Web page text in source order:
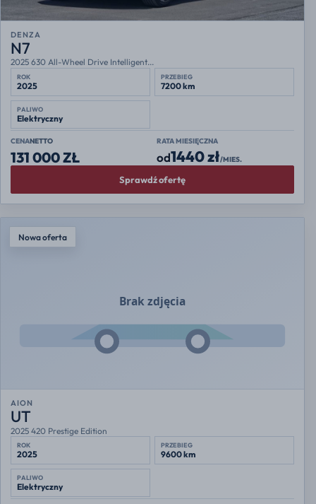
DENZA
N7
2025 630 All-Wheel Drive Intelligent...
ROK
2025
PRZEBIEG
7200 km
PALIWO
Elektryczny
CENANETTO
131 000 ZŁ
RATA MIESIĘCZNA
od1440 zł/MIES.
Sprawdź ofertę
Nowa oferta
AION
UT
2025 420 Prestige Edition
ROK
2025
PRZEBIEG
9600 km
PALIWO
Elektryczny